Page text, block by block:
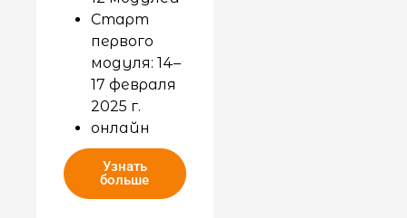
Старт
первого
модуля: 14–
17 февраля
2025 г.
онлайн
Узнать
больше